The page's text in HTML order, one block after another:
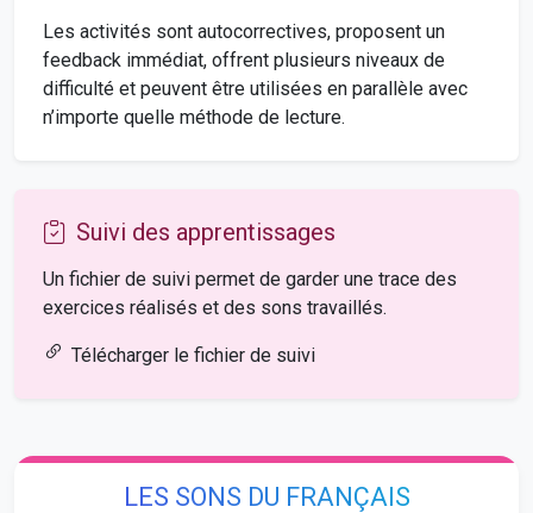
Les activités sont autocorrectives, proposent un
feedback immédiat, offrent plusieurs niveaux de
difficulté et peuvent être utilisées en parallèle avec
n’importe quelle méthode de lecture.
Suivi des apprentissages
Un fichier de suivi permet de garder une trace des
exercices réalisés et des sons travaillés.
Télécharger le fichier de suivi
LES SONS DU FRANÇAIS